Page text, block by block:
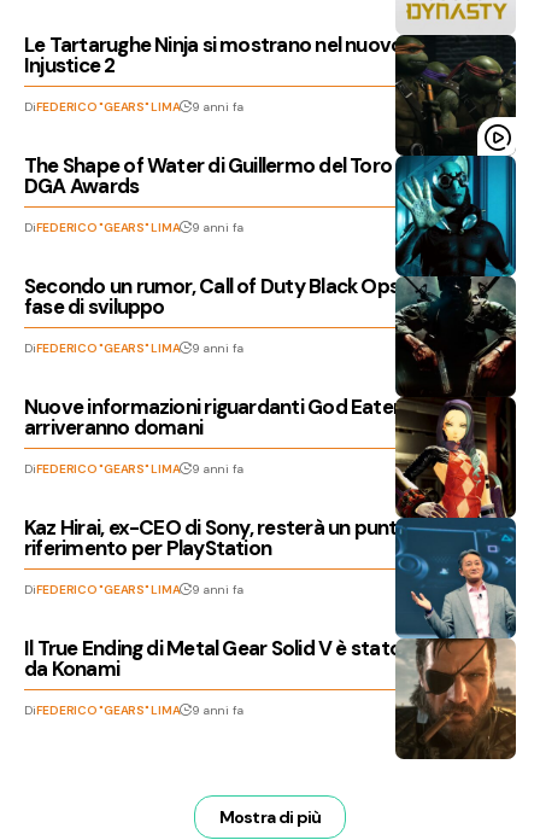
Le Tartarughe Ninja si mostrano nel nuovo trailer di
Injustice 2
DiFEDERICO "GEARS" LIMA 9 anni fa
The Shape of Water di Guillermo del Toro trionfa ai
DGA Awards
DiFEDERICO "GEARS" LIMA 9 anni fa
Secondo un rumor, Call of Duty Black Ops 4 sarebbe in
fase di sviluppo
DiFEDERICO "GEARS" LIMA 9 anni fa
Nuove informazioni riguardanti God Eater 3
arriveranno domani
DiFEDERICO "GEARS" LIMA 9 anni fa
Kaz Hirai, ex-CEO di Sony, resterà un punto di
riferimento per PlayStation
DiFEDERICO "GEARS" LIMA 9 anni fa
Il True Ending di Metal Gear Solid V è stato sbloccato
da Konami
DiFEDERICO "GEARS" LIMA 9 anni fa
Mostra di più